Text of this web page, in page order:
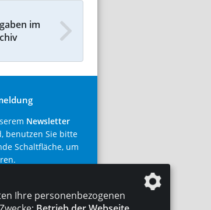
im
Newsletter
benutzen Sie bitte
Schaltfläche, um
Ihre personenbezogenen